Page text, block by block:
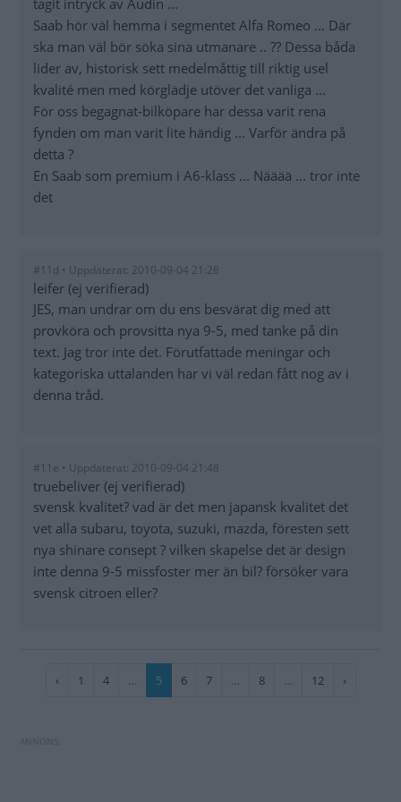
tagit intryck av Audin ...
Saab hör väl hemma i segmentet Alfa Romeo ... Där
ska man väl bör söka sina utmanare .. ?? Dessa båda
lider av, historisk sett medelmåttig till riktig usel
kvalité men med körglädje utöver det vanliga ...
För oss begagnat-bilköpare har dessa varit rena
fynden om man varit lite händig ... Varför ändra på
detta ?
En Saab som premium i A6-klass ... Nääää ... tror inte
det
#11d • Uppdaterat: 2010-09-04 21:28
leifer (ej verifierad)
JES, man undrar om du ens besvärat dig med att
provköra och provsitta nya 9-5, med tanke på din
text. Jag tror inte det. Förutfattade meningar och
kategoriska uttalanden har vi väl redan fått nog av i
denna tråd.
#11e • Uppdaterat: 2010-09-04 21:48
truebeliver (ej verifierad)
svensk kvalitet? vad är det men japansk kvalitet det
vet alla subaru, toyota, suzuki, mazda, föresten sett
nya shinare consept ? vilken skapelse det är design
inte denna 9-5 missfoster mer än bil? försöker vara
svensk citroen eller?
Paginering
Föregående
‹ Sida
1 Sida
4 …
Nuvarande
5 Sida
6 Sida
7 … Sida
8 … Sida
12
Nästa
›